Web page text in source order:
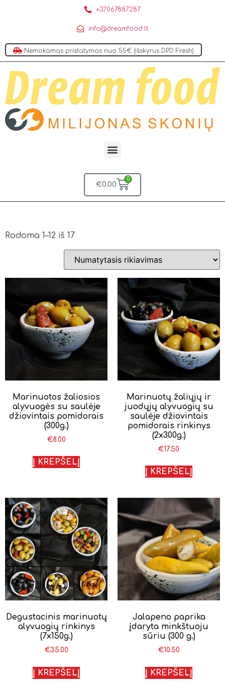
+37067887287
info@dreamfood.lt
Nemokamas pristatymas nuo 55€ (išskyrus DPD Fresh)
€0.00
0
Rodoma 1–12 iš 17
Marinuotos žaliosios
alyvuogės su saulėje
džiovintais pomidorais
(300g.)
€8.00
Į KREPŠELĮ
Marinuotų žaliųjų ir
juodųjų alyvuogių su
saulėje džiovintais
pomidorais rinkinys
(2x300g.)
€17.50
Į KREPŠELĮ
Degustacinis marinuotų
alyvuogių rinkinys
(7x150g.)
€35.00
Į KREPŠELĮ
Jalapeno paprika
įdaryta minkštuoju
sūriu (300 g.)
€10.50
Į KREPŠELĮ